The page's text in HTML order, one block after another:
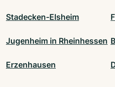
Stadecken-Elsheim
Jugenheim in Rheinhessen
Erzenhausen